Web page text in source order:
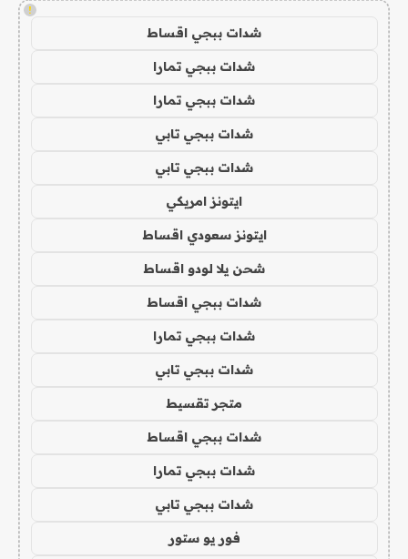
!
شدات ببجي اقساط
شدات ببجي تمارا
شدات ببجي تمارا
شدات ببجي تابي
شدات ببجي تابي
ايتونز امريكي
ايتونز سعودي اقساط
شحن يلا لودو اقساط
شدات ببجي اقساط
شدات ببجي تمارا
شدات ببجي تابي
متجر تقسيط
شدات ببجي اقساط
شدات ببجي تمارا
شدات ببجي تابي
فور يو ستور